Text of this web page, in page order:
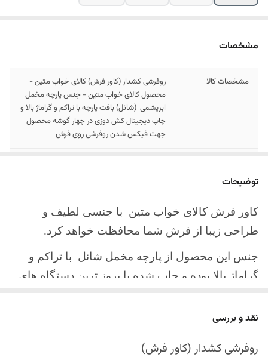
مشخصات
مشخصات کالا
روفرشی کشدار (کاور فرش) کالای خواب متین -
محصول کالای خواب متین - جنس پارچه مخمل
ابریشمی (شانل) بافت پارچه با تراکم و گراماژ بالا و
چاپ دیجیتال کش دوزی در چهار گوشه محصول
جهت فیکس شدن روفرشی روی فرش
ارسال کالا
آینده
توضیحات
کاور فرش کالای خواب متین با جنسی لطیف و
طراحی زیبا از فرش شما محافظت خواهد کرد.
جنس این محصول از پارچه مخمل شانل با تراکم و
گراماژ بالا بوده و چاپ شده با بروز ترین دستگاه های
چهار گوشه این محصول با کش باکیفیت دوخته‌شده
نقد و بررسی
روفرشی کشدار (کاور فرش)